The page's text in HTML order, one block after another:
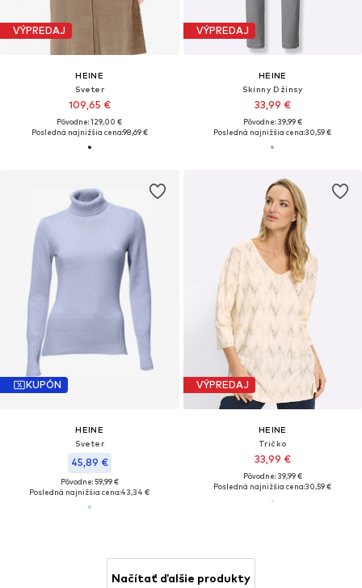
VÝPREDAJ
HEINE
Sveter
109,65 €
Pôvodne: 129,00 €
Posledná najnižšia cena:98,69 €
VÝPREDAJ
HEINE
Skinny Džínsy
33,99 €
Pôvodne: 39,99 €
Posledná najnižšia cena:30,59 €
KUPÓN
HEINE
Sveter
45,89 €
Pôvodne: 59,99 €
Posledná najnižšia cena:43,34 €
VÝPREDAJ
HEINE
Tričko
33,99 €
Pôvodne: 39,99 €
Posledná najnižšia cena:30,59 €
Načítať ďalšie produkty